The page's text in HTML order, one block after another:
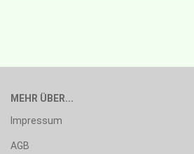
MEHR ÜBER...
Impressum
AGB